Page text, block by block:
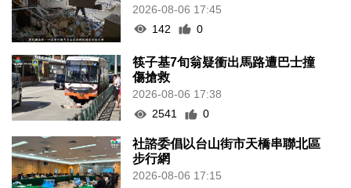
2026-08-06 17:45
142
0
筷子基7旬翁疑衝出馬路遭巴士撞
傷搶救
2026-08-06 17:38
2541
0
社諮委倡以台山街市天橋串聯北區
步行網
2026-08-06 17:15